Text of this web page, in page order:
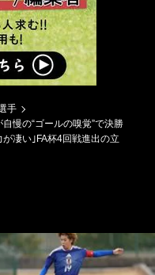
手
慢の“ゴールの嗅覚”で決勝
凄い｣FA杯4回戦進出の立